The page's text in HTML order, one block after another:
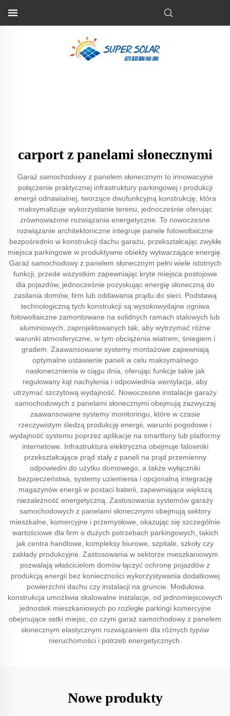
carport z panelami słonecznymi
Garaż samochodowy z panelem słonecznym to innowacyjne
połączenie praktycznej infrastruktury parkingowej i produkcji
energii odnawialnej, tworzące dwufunkcyjną konstrukcję, która
maksymalizuje wykorzystanie terenu, jednocześnie oferując
zrównoważone rozwiązania energetyczne. To nowoczesne
rozwiązanie architektoniczne integruje panele fotowoltaiczne
bezpośrednio w konstrukcji dachu garażu, przekształcając zwykłe
miejsca parkingowe w produktywne obiekty wytwarzające energię.
Garaż samochodowy z panelem słonecznym pełni wiele istotnych
funkcji, przede wszystkim zapewniając kryte miejsca postojowe
dla pojazdów, jednocześnie pozyskując energię słoneczną do
zasilania domów, firm lub oddawania prądu do sieci. Podstawą
technologiczną tych konstrukcji są wysokowydajne ogniwa
fotowoltaiczne zamontowane na solidnych ramach stalowych lub
aluminiowych, zaprojektowanych tak, aby wytrzymać różne
warunki atmosferyczne, w tym obciążenia wiatrem, śniegiem i
gradem. Zaawansowane systemy montażowe zapewniają
optymalne ustawienie paneli w celu maksymalnego
nasłonecznienia w ciągu dnia, oferując funkcje takie jak
regulowany kąt nachylenia i odpowiednia wentylacja, aby
utrzymać szczytową wydajność. Nowoczesne instalacje garaży
samochodowych z panelami słonecznymi obejmują zazwyczaj
zaawansowane systemy monitoringu, które w czasie
rzeczywistym śledzą produkcję energii, warunki pogodowe i
wydajność systemu poprzez aplikacje na smartfony lub platformy
internetowe. Infrastruktura elektryczna obejmuje falowniki
przekształcające prąd stały z paneli na prąd przemienny
odpowiedni do użytku domowego, a także wyłączniki
bezpieczeństwa, systemy uziemienia i opcjonalną integrację
magazynów energii w postaci baterii, zapewniające większą
niezależność energetyczną. Zastosowania systemów garaży
samochodowych z panelami słonecznymi obejmują sektory
mieszkalne, komercyjne i przemysłowe, okazując się szczególnie
wartościowe dla firm o dużych potrzebach parkingowych, takich
jak centra handlowe, kompleksy biurowe, szpitale, szkoły czy
zakłady produkcyjne. Zastosowania w sektorze mieszkaniowym
pozwalają właścicielom domów łączyć ochronę pojazdów z
produkcją energii bez konieczności wykorzystywania dodatkowej
powierzchni dachu czy instalacji na gruncie. Modułowa
konstrukcja umożliwia skalowalne instalacje, od jednomiejscowych
jednostek mieszkaniowych po rozległe parkingi komercyjne
obejmujące setki miejsc, co czyni garaż samochodowy z panelem
słonecznym elastycznym rozwiązaniem dla różnych typów
nieruchomości i potrzeb energetycznych.
Nowe produkty